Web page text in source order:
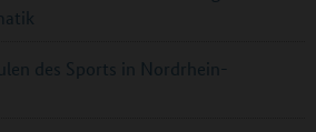
des Sports in Nordrhein-